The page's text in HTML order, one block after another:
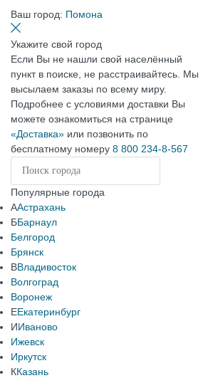
Ваш город: Помона
Укажите свой город
Если Вы не нашли свой населённый
пункт в поиске, не расстраивайтесь. Мы
высылаем заказы по всему миру.
Подробнее с условиями доставки Вы
можете ознакомиться на странице
«Доставка» или позвонить по
бесплатному номеру 8 800 234-8-567
Популярные города
ААстрахань
ББарнаул
Белгород
Брянск
ВВладивосток
Волгоград
Воронеж
ЕЕкатеринбург
ИИваново
Ижевск
Иркутск
ККазань